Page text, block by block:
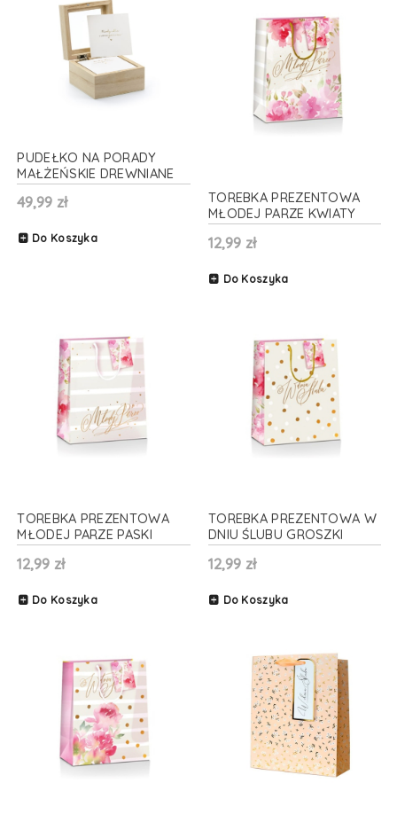
PUDEŁKO NA PORADY
MAŁŻEŃSKIE DREWNIANE
9,5x9,5x6cm
49,99 zł
Do Koszyka
TOREBKA PREZENTOWA
MŁODEJ PARZE KWIATY
33x45cm
12,99 zł
Do Koszyka
TOREBKA PREZENTOWA
MŁODEJ PARZE PASKI
SZARA 33x45cm
12,99 zł
Do Koszyka
TOREBKA PREZENTOWA W
DNIU ŚLUBU GROSZKI
33x45cm
12,99 zł
Do Koszyka